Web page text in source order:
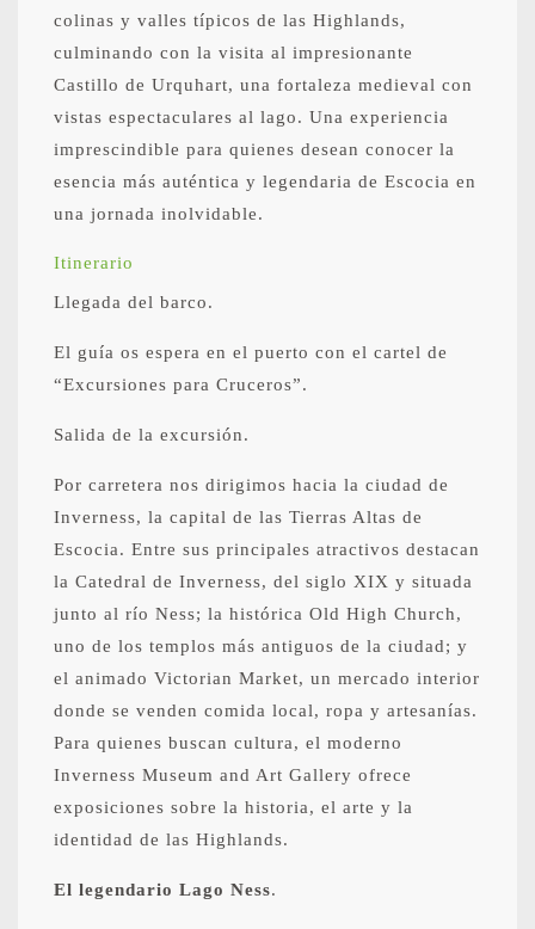
colinas y valles típicos de las Highlands,
culminando con la visita al impresionante
Castillo de Urquhart, una fortaleza medieval con
vistas espectaculares al lago. Una experiencia
imprescindible para quienes desean conocer la
esencia más auténtica y legendaria de Escocia en
una jornada inolvidable.
Itinerario
Llegada del barco.
El guía os espera en el puerto con el cartel de
“Excursiones para Cruceros”.
Salida de la excursión.
Por carretera nos dirigimos hacia la ciudad de
Inverness, la capital de las Tierras Altas de
Escocia. Entre sus principales atractivos destacan
la Catedral de Inverness, del siglo XIX y situada
junto al río Ness; la histórica Old High Church,
uno de los templos más antiguos de la ciudad; y
el animado Victorian Market, un mercado interior
donde se venden comida local, ropa y artesanías.
Para quienes buscan cultura, el moderno
Inverness Museum and Art Gallery ofrece
exposiciones sobre la historia, el arte y la
identidad de las Highlands.
El legendario Lago Ness.